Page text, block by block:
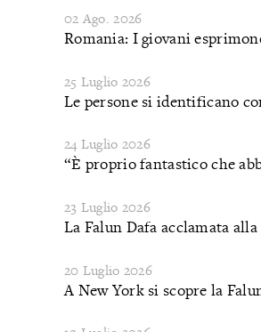
02 Ago. 2026
Romania: I giovani
25 Luglio 2026
Le persone si identificano
24 Luglio 2026
“È proprio fantastico che
23 Luglio 2026
La Falun Dafa acclamata
20 Luglio 2026
A New York si scopre la